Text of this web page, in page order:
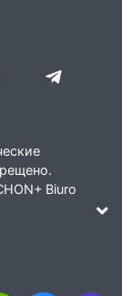
Biuro